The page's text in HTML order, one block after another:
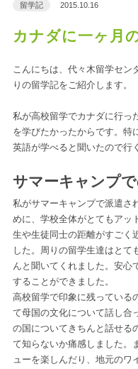
留学記 2015.10.16
カナダに一ヶ月
こんにちは、代々木留学セン
りの留学記をご紹介します。
私が高校留学でカナダに行っ
を学びたかったからです。特
英語が学べると聞いたので行
サマーキャンプ
私がサマーキャンプで派遣さ
めに、学校全体がとてもアッ
生や生徒同士の距離がすごく
した。周りの留学生達はとて
んと聞いてくれました。安心
することができました。
高校留学で印象に残っている
て母国の文化について話し合
の国についてきちんと話せる
て知らないか痛感しました。
ューを楽しんだり、地元のワ